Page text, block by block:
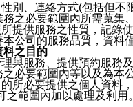
別、連絡方式(包括但
之必要範圍內所需蒐集
提供服務之性質，記錄
公司的服務品質，資料
料之目的
與服務、提供預約服務
必要範圍內等以及為
所必要提供之個人資料
之範圍內加以處理及利用